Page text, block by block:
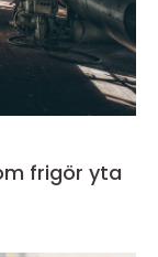
frigör yta